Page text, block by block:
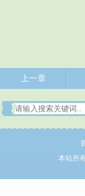
上一章
本站所